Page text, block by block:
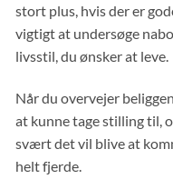
stort plus, hvis der er
vigtigt at undersøge
livsstil, du ønsker at leve.
Når du overvejer
at kunne tage stilling til,
svært det vil blive at
helt fjerde.